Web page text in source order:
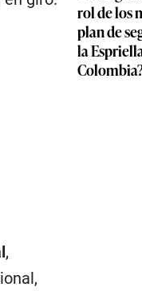
,
rol de los
plan de
la